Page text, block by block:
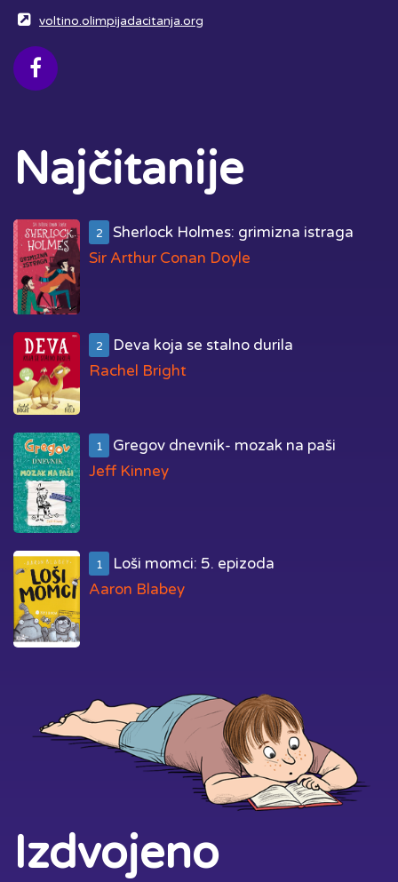
voltino.olimpijadacitanja.org
Najčitanije
2
Sherlock Holmes: grimizna istraga
Sir Arthur Conan Doyle
2
Deva koja se stalno durila
Rachel Bright
1
Gregov dnevnik- mozak na paši
Jeff Kinney
1
Loši momci: 5. epizoda
Aaron Blabey
Izdvojeno